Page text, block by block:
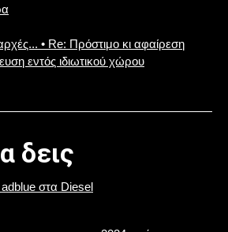
• Re: Πρόστιμο κι αφαίρεση
εντός ιδιωτικού χώρου
δεις
adblue στα Diesel